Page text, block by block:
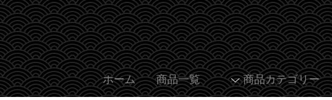
ホーム 商品一覧 商品カテゴリー